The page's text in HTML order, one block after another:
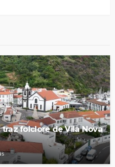
traz folclore de Vila Nova